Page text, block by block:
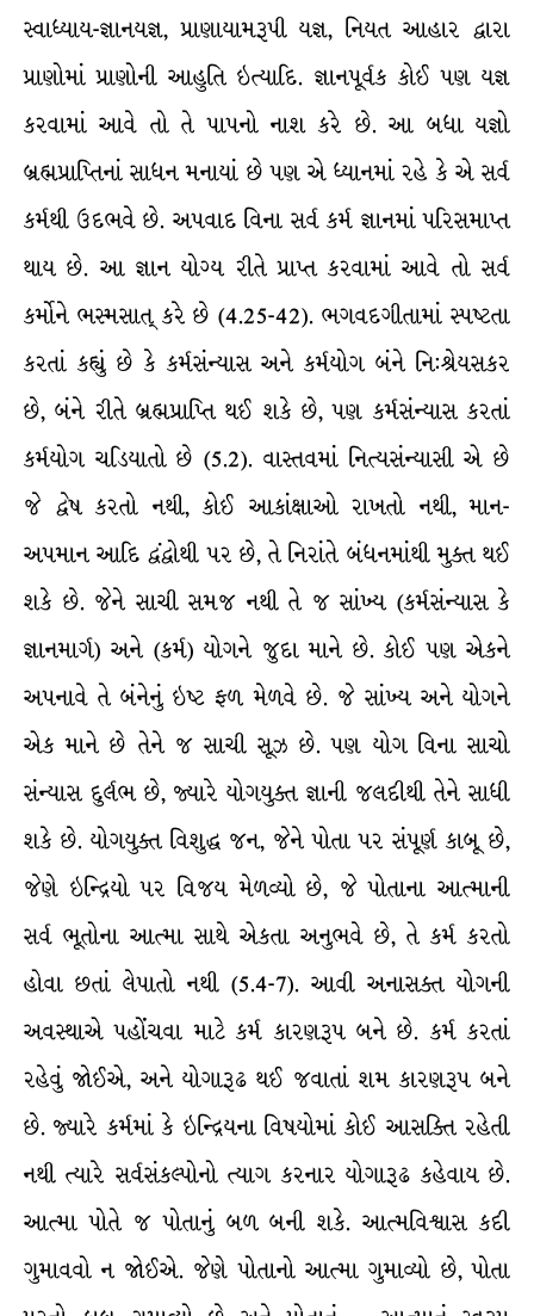
સ્વાધ્યાય-જ્ઞાનયજ્ઞ, પ્રાણાયામરૂપી યજ્ઞ, નિયત આહાર દ્વારા
પ્રાણોમાં પ્રાણોની આહુતિ ઇત્યાદિ. જ્ઞાનપૂર્વક કોઈ પણ યજ્ઞ
કરવામાં આવે તો તે પાપનો નાશ કરે છે. આ બધા યજ્ઞો
બ્રહ્મપ્રાપ્તિનાં સાધન મનાયાં છે પણ એ ધ્યાનમાં રહે કે એ સર્વ
કર્મથી ઉદભવે છે. અપવાદ વિના સર્વ કર્મ જ્ઞાનમાં પરિસમાપ્ત
થાય છે. આ જ્ઞાન યોગ્ય રીતે પ્રાપ્ત કરવામાં આવે તો સર્વ
કર્મોને ભસ્મસાત્ કરે છે (4.25-42). ભગવદગીતામાં સ્પષ્ટતા
કરતાં કહ્યું છે કે કર્મસંન્યાસ અને કર્મયોગ બંને નિ:શ્રેયસકર
છે, બંને રીતે બ્રહ્મપ્રાપ્તિ થઈ શકે છે, પણ કર્મસંન્યાસ કરતાં
કર્મયોગ ચડિયાતો છે (5.2). વાસ્તવમાં નિત્યસંન્યાસી એ છે
જે દ્વેષ કરતો નથી, કોઈ આકાંક્ષાઓ રાખતો નથી, માન-
અપમાન આદિ દ્વંદ્વોથી પર છે, તે નિરાંતે બંધનમાંથી મુક્ત થઈ
શકે છે. જેને સાચી સમજ નથી તે જ સાંખ્ય (કર્મસંન્યાસ કે
જ્ઞાનમાર્ગ) અને (કર્મ) યોગને જુદા માને છે. કોઈ પણ એકને
અપનાવે તે બંનેનું ઇષ્ટ ફળ મેળવે છે. જે સાંખ્ય અને યોગને
એક માને છે તેને જ સાચી સૂઝ છે. પણ યોગ વિના સાચો
સંન્યાસ દુર્લભ છે, જ્યારે યોગયુક્ત જ્ઞાની જલદીથી તેને સાધી
શકે છે. યોગયુક્ત વિશુદ્ધ જન, જેને પોતા પર સંપૂર્ણ કાબૂ છે,
જેણે ઇન્દ્રિયો પર વિજય મેળવ્યો છે, જે પોતાના આત્માની
સર્વ ભૂતોના આત્મા સાથે એકતા અનુભવે છે, તે કર્મ કરતો
હોવા છતાં લેપાતો નથી (5.4-7). આવી અનાસક્ત યોગની
અવસ્થાએ પહોંચવા માટે કર્મ કારણરૂપ બને છે. કર્મ કરતાં
રહેવું જોઈએ, અને યોગારૂઢ થઈ જવાતાં શમ કારણરૂપ બને
છે. જ્યારે કર્મમાં કે ઇન્દ્રિયના વિષયોમાં કોઈ આસક્તિ રહેતી
નથી ત્યારે સર્વસંકલ્પોનો ત્યાગ કરનાર યોગારૂઢ કહેવાય છે.
આત્મા પોતે જ પોતાનું બળ બની શકે. આત્મવિશ્વાસ કદી
ગુમાવવો ન જોઈએ. જેણે પોતાનો આત્મા ગુમાવ્યો છે, પોતા